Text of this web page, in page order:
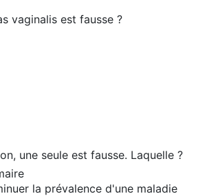
vaginalis est fausse ?
une seule est fausse. Laquelle ?
la prévalence d'une maladie